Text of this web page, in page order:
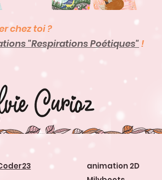
chanter chez toi ?
"Respirations Poétiques" !
animation 2D